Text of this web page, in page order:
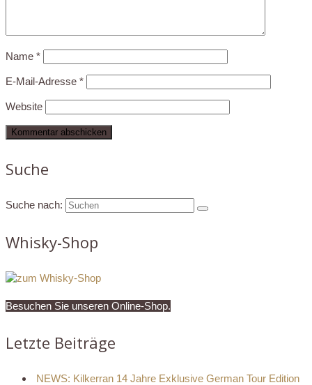
Name *
E-Mail-Adresse *
Website
Suche
Suche nach:
Whisky-Shop
Besuchen Sie unseren Online-Shop.
Letzte Beiträge
NEWS: Kilkerran 14 Jahre Exklusive German Tour Edition